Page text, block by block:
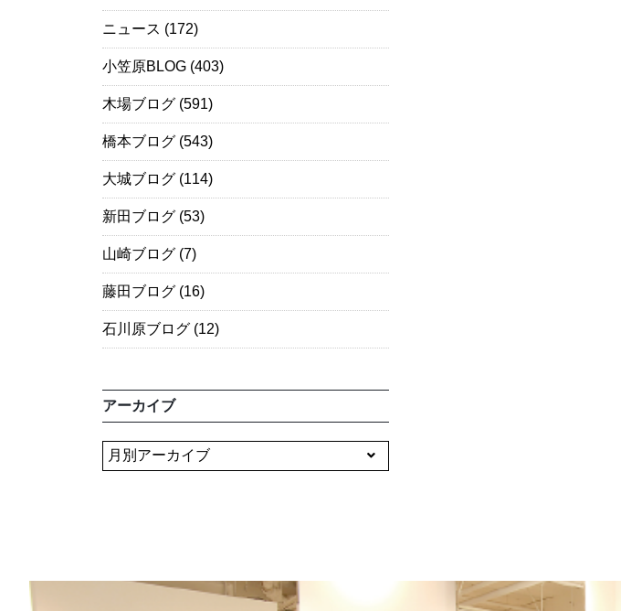
ニュース (172)
小笠原BLOG (403)
木場ブログ (591)
橋本ブログ (543)
大城ブログ (114)
新田ブログ (53)
山崎ブログ (7)
藤田ブログ (16)
石川原ブログ (12)
アーカイブ